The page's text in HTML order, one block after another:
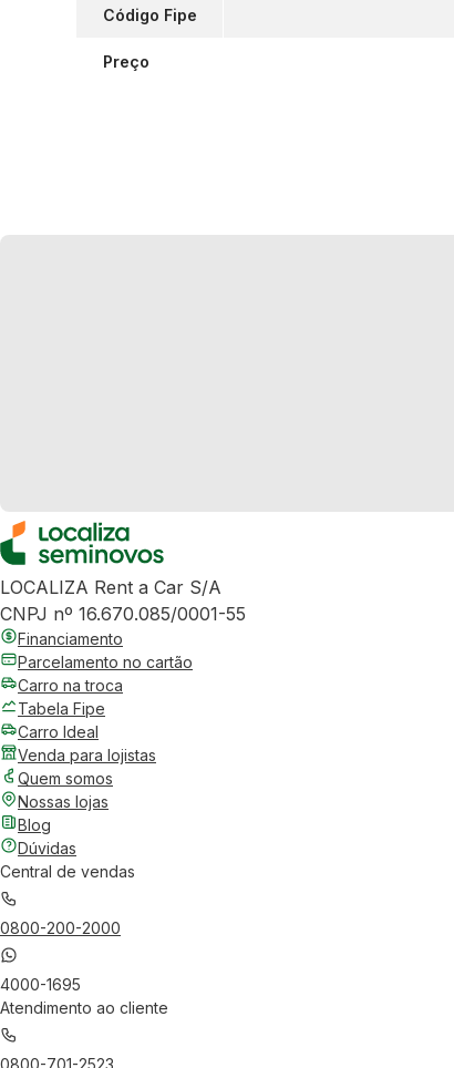
Código Fipe
Preço
LOCALIZA Rent a Car S/A
CNPJ nº 16.670.085/0001-55
Financiamento
Parcelamento no cartão
Carro na troca
Tabela Fipe
Carro Ideal
Venda para lojistas
Quem somos
Nossas lojas
Blog
Dúvidas
Central de vendas
0800-200-2000
4000-1695
Atendimento ao cliente
0800-701-2523